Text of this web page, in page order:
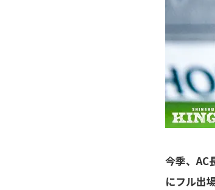
今季、AC
にフル出